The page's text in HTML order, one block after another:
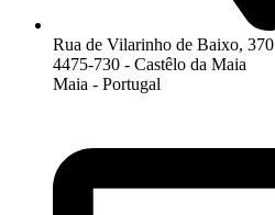
Rua de Vilarinho de Baixo, 370
4475-730 - Castêlo da Maia
Maia - Portugal